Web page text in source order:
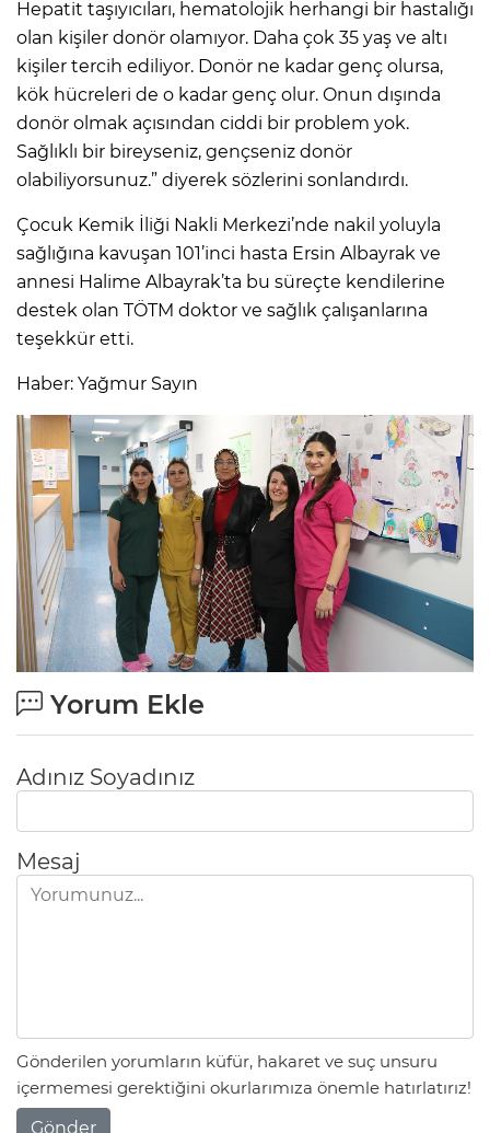
Hepatit taşıyıcıları, hematolojik herhangi bir hastalığı
olan kişiler donör olamıyor. Daha çok 35 yaş ve altı
kişiler tercih ediliyor. Donör ne kadar genç olursa,
kök hücreleri de o kadar genç olur. Onun dışında
donör olmak açısından ciddi bir problem yok.
Sağlıklı bir bireyseniz, gençseniz donör
olabiliyorsunuz.” diyerek sözlerini sonlandırdı.
Çocuk Kemik İliği Nakli Merkezi’nde nakil yoluyla
sağlığına kavuşan 101’inci hasta Ersin Albayrak ve
annesi Halime Albayrak’ta bu süreçte kendilerine
destek olan TÖTM doktor ve sağlık çalışanlarına
teşekkür etti.
Haber: Yağmur Sayın
Yorum Ekle
Adınız Soyadınız
Mesaj
Gönderilen yorumların küfür, hakaret ve suç unsuru
içermemesi gerektiğini okurlarımıza önemle hatırlatırız!
Gönder